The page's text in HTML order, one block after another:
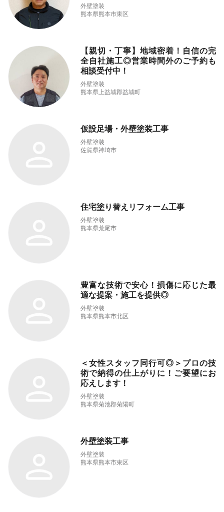
外壁塗装
熊本県熊本市東区
【親切・丁寧】地域密着！自信の完
全自社施工◎営業時間外のご予約も
相談受付中！
外壁塗装
熊本県上益城郡益城町
仮設足場・外壁塗装工事
外壁塗装
佐賀県神埼市
住宅塗り替えリフォーム工事
外壁塗装
熊本県荒尾市
豊富な技術で安心！損傷に応じた最
適な提案・施工を提供◎
外壁塗装
熊本県熊本市北区
＜女性スタッフ同行可◎＞プロの技
術で納得の仕上がりに！ご要望にお
応えします！
外壁塗装
熊本県菊池郡菊陽町
外壁塗装工事
外壁塗装
熊本県熊本市東区